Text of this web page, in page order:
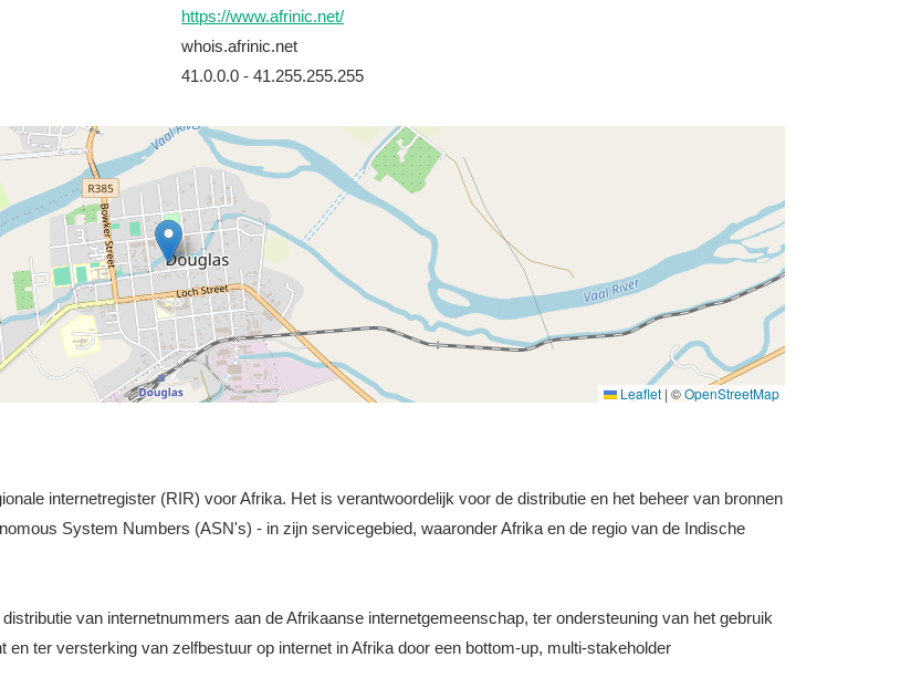
https://www.afrinic.net/
whois.afrinic.net
41.0.0.0 - 41.255.255.255
Leaflet | ©OpenStreetMap
internetregister (RIR) voor Afrika. Het is verantwoordelijk voor de distributie en het beheer van bronnen
System Numbers (ASN's) - in zijn servicegebied, waaronder Afrika en de regio van de Indische
van internetnummers aan de Afrikaanse internetgemeenschap, ter ondersteuning van het gebruik
ter versterking van zelfbestuur op internet in Afrika door een bottom-up, multi-stakeholder